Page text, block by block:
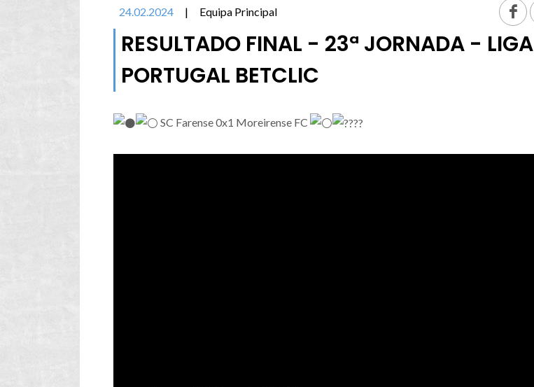
24.02.2024 | Equipa Principal
RESULTADO FINAL - 23ª JORNADA - LIGA
PORTUGAL BETCLIC
SC Farense 0x1 Moreirense FC